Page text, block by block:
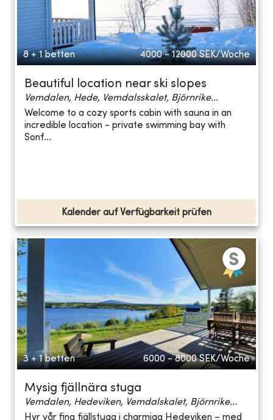
8 + 1 betten 4000 - 12000 SEK/Woche
Beautiful location near ski slopes
Vemdalen, Hede, Vemdalsskalet, Björnrike...
Welcome to a cozy sports cabin with sauna in an
incredible location - private swimming bay with
Sonf...
Kalender auf Verfügbarkeit prüfen
3 + 1 betten 6000 - 8000 SEK/Woche
Mysig fjällnära stuga
Vemdalen, Hedeviken, Vemdalskalet, Björnrike...
Hyr vår fina fjällstuga i charmiga Hedeviken – med